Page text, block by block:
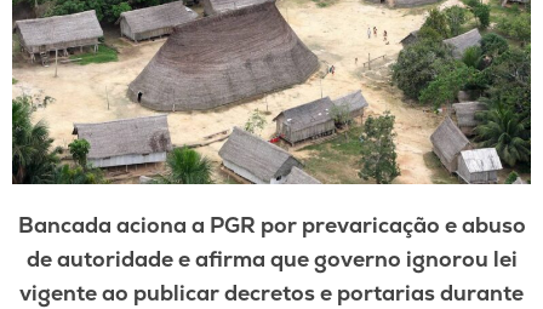
Bancada aciona a PGR por prevaricação e abuso
de autoridade e afirma que governo ignorou lei
vigente ao publicar decretos e portarias durante